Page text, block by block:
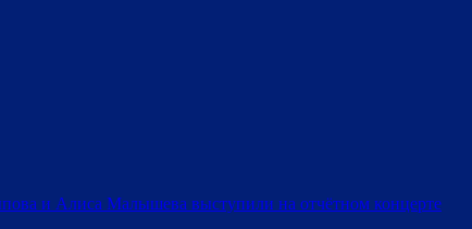
и Алиса Малышева выступили на отчётном концерте